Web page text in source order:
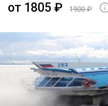
от 1805 ₽ 1900 ₽
10
Сириус
Адлер